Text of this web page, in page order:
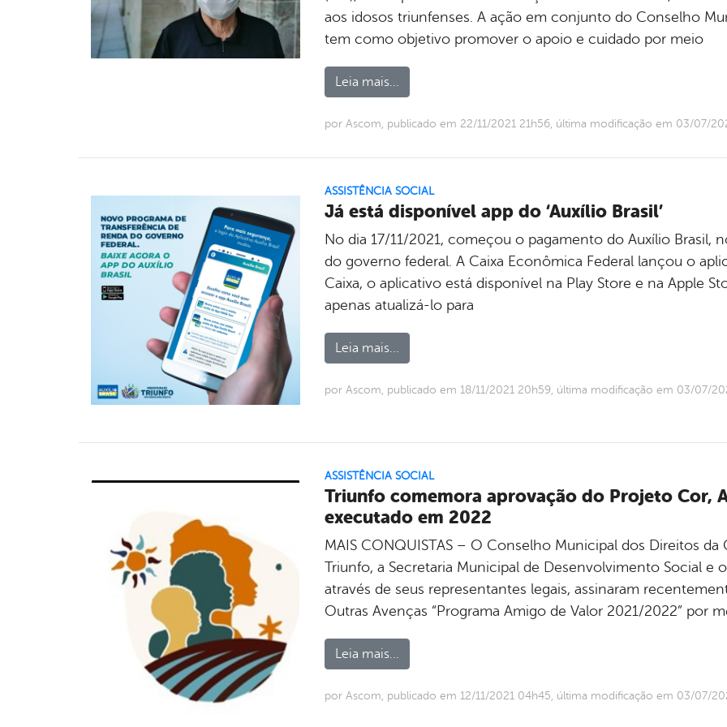
aos idosos triunfenses. A ação em conjunto do Conselho
tem como objetivo promover o apoio e cuidado por meio
Leia mais...
por Ascom, publicado em 22/11/2021 21h56, última modificação em 03/07/
ASSISTÊNCIA SOCIAL
Já está disponível app do ‘Auxílio Brasil’
No dia 17/11/2021, começou o pagamento do Auxílio Brasil,
do governo federal. A Caixa Econômica Federal lançou o
Caixa, o aplicativo está disponível na Play Store e na Apple
apenas atualizá-lo para
Leia mais...
por Ascom, publicado em 18/11/2021 20h59, última modificação em 03/07/
ASSISTÊNCIA SOCIAL
Triunfo comemora aprovação do Projeto Cor,
executado em 2022
MAIS CONQUISTAS – O Conselho Municipal dos Direitos
Triunfo, a Secretaria Municipal de Desenvolvimento Social e o
através de seus representantes legais, assinaram
Outras Avenças “Programa Amigo de Valor 2021/2022” por
Leia mais...
por Ascom, publicado em 12/11/2021 04h45, última modificação em 03/07/